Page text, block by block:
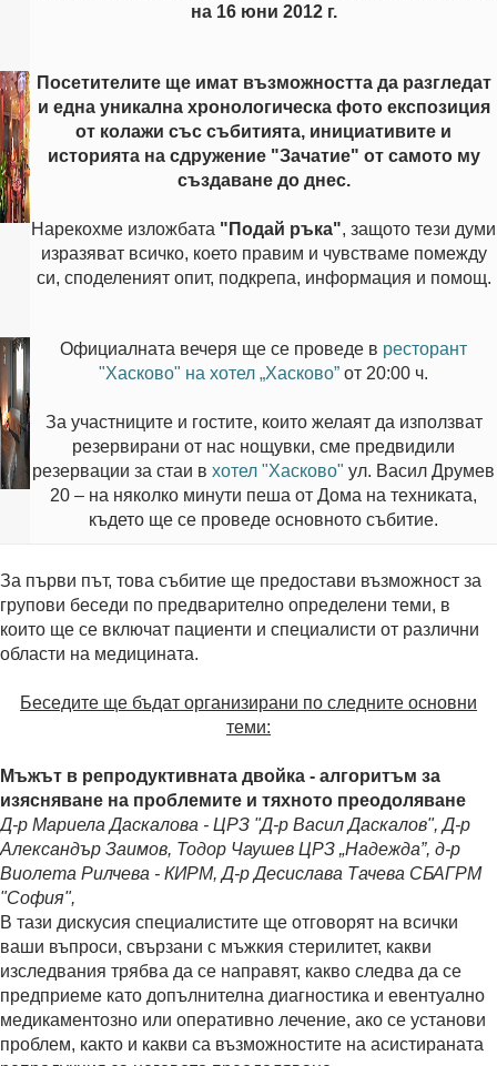
на 16 юни 2012 г.
Посетителите ще имат възможността да разгледат
и една уникална хронологическа фото експозиция
от колажи със събитията, инициативите и
историята на сдружение "Зачатие" от самото му
създаване до днес.
Нарекохме изложбата "Подай ръка", защото тези думи
изразяват всичко, което правим и чувстваме помежду
си, споделеният опит, подкрепа, информация и помощ.
Официалната вечеря ще се проведе в ресторант
"Хасково" на хотел „Хасково” от 20:00 ч.
За участниците и гостите, които желаят да използват
резервирани от нас нощувки, сме предвидили
резервации за стаи в хотел "Хасково" ул. Васил Друмев
20 – на няколко минути пеша от Дома на техниката,
където ще се проведе основното събитие.
За първи път, това събитие ще предостави възможност за
групови беседи по предварително определени теми, в
които ще се включат пациенти и специалисти от различни
области на медицината.
Беседите ще бъдат организирани по следните основни
теми:
Мъжът в репродуктивната двойка - алгоритъм за
изясняване на проблемите и тяхното преодоляване
Д-р Мариела Даскалова - ЦРЗ "Д-р Васил Даскалов", Д-р
Александър Заимов, Тодор Чаушев ЦРЗ „Надежда”, д-р
Виолета Рилчева - КИРМ, Д-р Десислава Тачева СБАГРМ
"София",
В тази дискусия специалистите ще отговорят на всички
ваши въпроси, свързани с мъжкия стерилитет, какви
изследвания трябва да се направят, какво следва да се
предприеме като допълнителна диагностика и евентуално
медикаментозно или оперативно лечение, ако се установи
проблем, както и какви са възможностите на асистираната